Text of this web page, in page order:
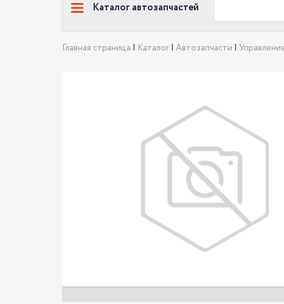
Каталог автозапчастей
Главная страница | Каталог | Автозапчасти |